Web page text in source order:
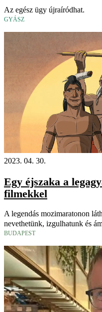
Az egész ügy újraíródhat.
GYÁSZ
2023. 04. 30.
Egy éjszaka a
filmekkel
A legendás mozimaratonon
nevethetünk, izgulhatunk és
BUDAPEST